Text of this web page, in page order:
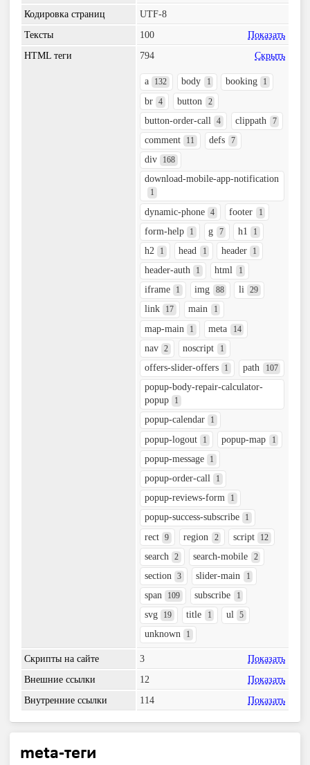
Кодировка страниц
UTF-8
Тексты
100
Показать
HTML теги
794 Скрыть
a 132 body 1 booking 1
br 4 button 2
button-order-call 4 clippath 7
comment 11 defs 7
div 168
download-mobile-app-notification
1
dynamic-phone 4 footer 1
form-help 1 g 7 h1 1
h2 1 head 1 header 1
header-auth 1 html 1
iframe 1 img 88 li 29
link 17 main 1
map-main 1 meta 14
nav 2 noscript 1
offers-slider-offers 1 path 107
popup-body-repair-calculator-
popup
1
popup-calendar 1
popup-logout 1 popup-map 1
popup-message 1
popup-order-call 1
popup-reviews-form 1
popup-success-subscribe 1
rect 9 region 2 script 12
search 2 search-mobile 2
section 3 slider-main 1
span 109 subscribe 1
svg 19 title 1 ul 5
unknown 1
Скрипты на сайте 3
Показать
Внешние ссылки
12
Показать
Внутренние ссылки
114 Показать
meta-теги